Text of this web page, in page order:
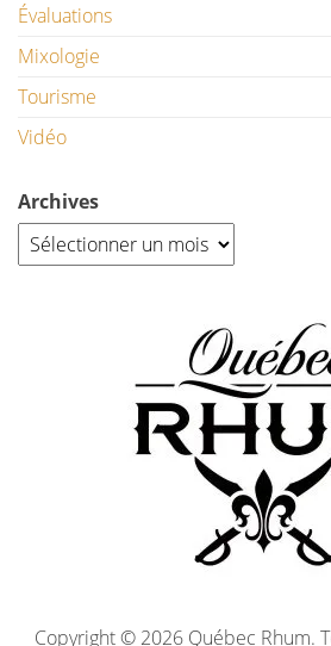
Évaluations
Mixologie
Tourisme
Vidéo
Archives
Copyright © 2026 Québec Rhum.